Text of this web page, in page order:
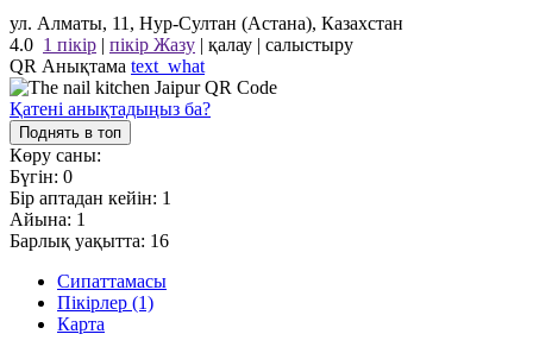
ул. Алматы, 11, Нур-Султан (Астана), Казахстан
4.0 1 пікір | пікір Жазу | қалау | салыстыру
QR Анықтама text_what
Қатені анықтадыңыз ба?
Поднять в топ
Көру саны:
Бүгін: 0
Бір аптадан кейін: 1
Айына: 1
Барлық уақытта: 16
Сипаттамасы
Пікірлер (1)
Карта